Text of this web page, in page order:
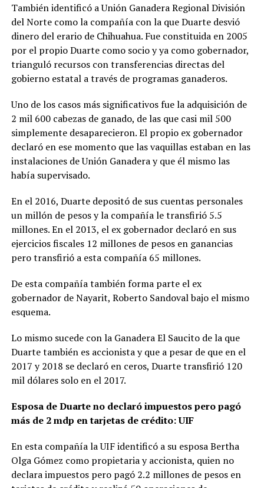
También identificó a Unión Ganadera Regional División
del Norte como la compañía con la que Duarte desvió
dinero del erario de Chihuahua. Fue constituida en 2005
por el propio Duarte como socio y ya como gobernador,
trianguló recursos con transferencias directas del
gobierno estatal a través de programas ganaderos.
Uno de los casos más significativos fue la adquisición de
2 mil 600 cabezas de ganado, de las que casi mil 500
simplemente desaparecieron. El propio ex gobernador
declaró en ese momento que las vaquillas estaban en las
instalaciones de Unión Ganadera y que él mismo las
había supervisado.
En el 2016, Duarte depositó de sus cuentas personales
un millón de pesos y la compañía le transfirió 5.5
millones. En el 2013, el ex gobernador declaró en sus
ejercicios fiscales 12 millones de pesos en ganancias
pero transfirió a esta compañía 65 millones.
De esta compañía también forma parte el ex
gobernador de Nayarit, Roberto Sandoval bajo el mismo
esquema.
Lo mismo sucede con la Ganadera El Saucito de la que
Duarte también es accionista y que a pesar de que en el
2017 y 2018 se declaró en ceros, Duarte transfirió 120
mil dólares solo en el 2017.
Esposa de Duarte no declaró impuestos pero pagó
más de 2 mdp en tarjetas de crédito: UIF
En esta compañía la UIF identificó a su esposa Bertha
Olga Gómez como propietaria y accionista, quien no
declara impuestos pero pagó 2.2 millones de pesos en